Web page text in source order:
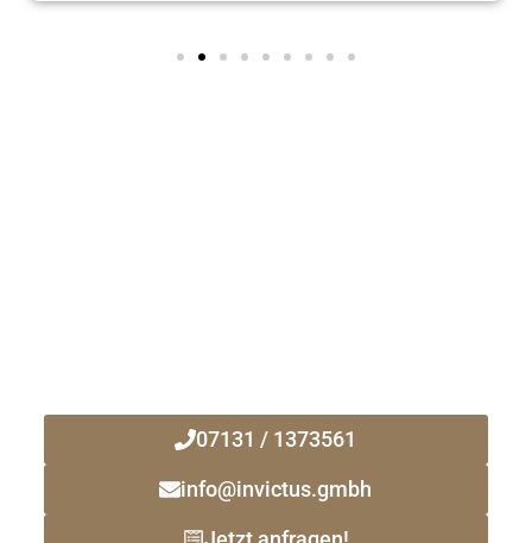
07131 / 1373561
info@invictus.gmbh